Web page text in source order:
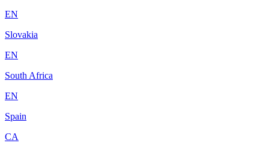
EN
Slovakia
EN
South Africa
EN
Spain
CA